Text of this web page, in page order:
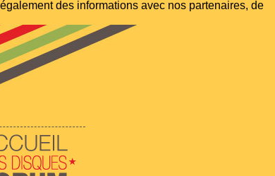
des informations avec nos partenaires, de